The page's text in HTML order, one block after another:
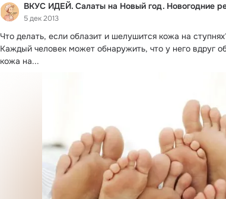
ВКУС ИДЕЙ. Салаты на Новый год. Новогодние
5 дек 2013
Что делать, если облазит и шелушится кожа на
Каждый человек может обнаружить, что у него вдруг
кожа на...